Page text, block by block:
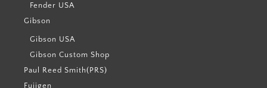
Fender USA
Gibson
Gibson USA
Gibson Custom Shop
Paul Reed Smith(PRS)
Fujigen